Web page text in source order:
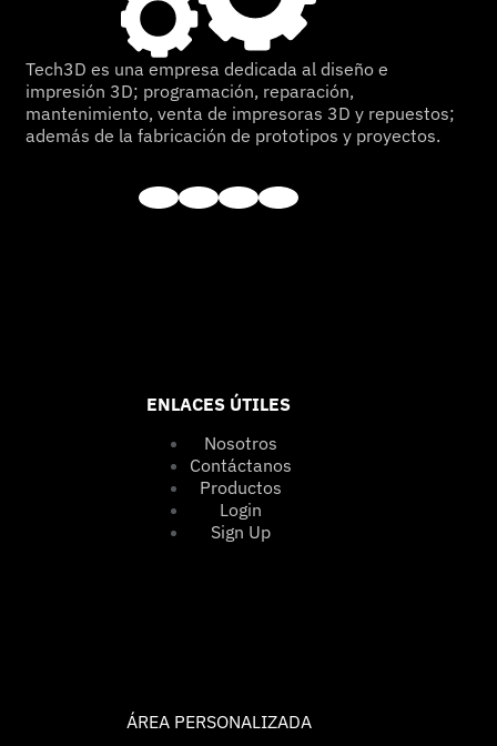
Tech3D es una empresa dedicada al diseño e
impresión 3D; programación, reparación,
mantenimiento, venta de impresoras 3D y repuestos;
además de la fabricación de prototipos y proyectos.
ENLACES ÚTILES
Nosotros
Contáctanos
Productos
Login
Sign Up
ÁREA PERSONALIZADA